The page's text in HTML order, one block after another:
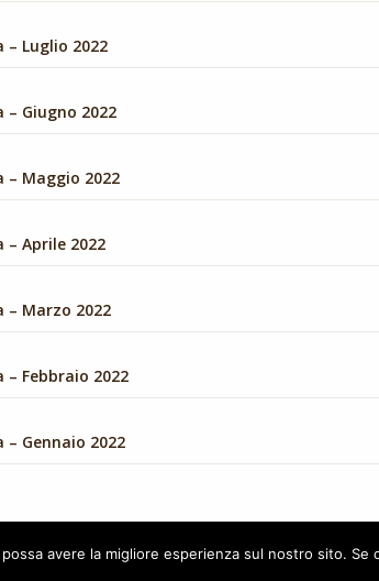
– Luglio 2022
– Giugno 2022
– Maggio 2022
– Aprile 2022
– Marzo 2022
Febbraio 2022
Gennaio 2022
avere la migliore esperienza sul nostro sito.